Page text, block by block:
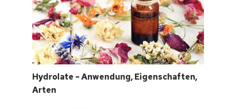
Hydrolate – Anwendung, Eigenschaften,
Arten